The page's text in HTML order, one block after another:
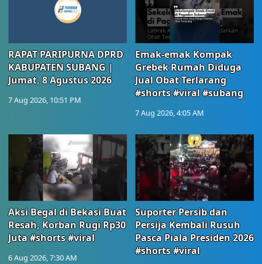
RAPAT PARIPURNA DPRD
KABUPATEN SUBANG |
Jumat, 8 Agustus 2026
7 Aug 2026, 10:51 PM
Emak-emak Kompak
Grebek Rumah Diduga
Jual Obat Terlarang
#shorts #viral #subang
7 Aug 2026, 4:05 AM
Aksi Begal di Bekasi Buat
Resah, Korban Rugi Rp30
Juta #shorts #viral
6 Aug 2026, 7:30 AM
Suporter Persib dan
Persija Kembali Rusuh
Pasca Piala Presiden 2026
#shorts #viral